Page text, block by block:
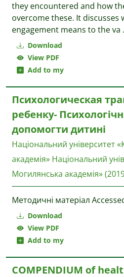
Download
View PDF
Add to my
they encountered and how
overcome these. It discusses
engagement means to the va
Download
View PDF
Add to my
Психологическая
ребенку-
допомогти дитині
Національний університет
академія» Національний
Могилянська академія»
Методичні матеріал
COMPENDIUM of